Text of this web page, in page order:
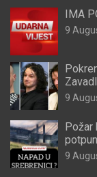
IMA
9
9
Požar
9